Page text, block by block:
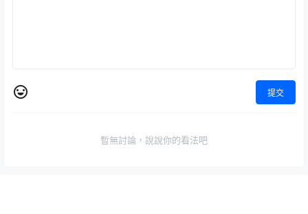
提交
暫無討論，說說你的看法吧